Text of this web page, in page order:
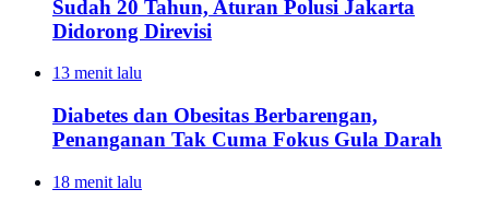
Sudah 20 Tahun, Aturan Polusi Jakarta
Didorong Direvisi
13 menit lalu
Diabetes dan Obesitas Berbarengan,
Penanganan Tak Cuma Fokus Gula Darah
18 menit lalu